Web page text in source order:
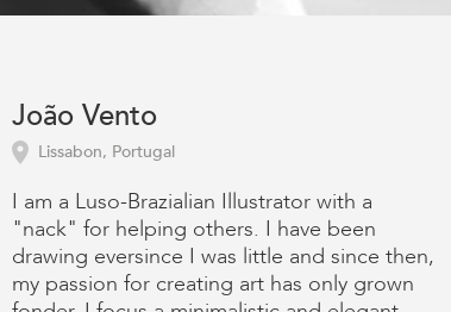
João Vento
Lissabon, Portugal
I am a Luso-Brazialian Illustrator with a
"nack" for helping others. I have been
drawing eversince I was little and since then,
my passion for creating art has only grown